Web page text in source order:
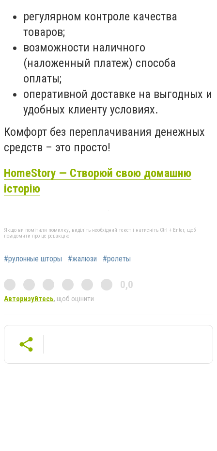
регулярном контроле качества
товаров;
возможности наличного
(наложенный платеж) способа
оплаты;
оперативной доставке на выгодных и
удобных клиенту условиях.
Комфорт без переплачивания денежных
средств – это просто!
HomeStory — Створюй свою домашню
історію
Якщо ви помітили помилку, виділіть необхідний текст і натисніть Ctrl + Enter, щоб
повідомити про це редакцію
#рулонные шторы #жалюзи #ролеты
0,0
Авторизуйтесь, щоб оцінити